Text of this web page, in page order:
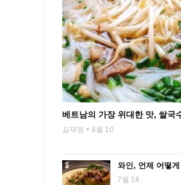
베트남의 가장 위대한 맛, 쌀국
김재영 8월 10
와인, 언제 어떻
7월 18